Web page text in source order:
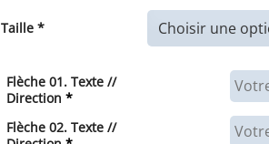
Taille *
Flèche 01. Texte //
Direction *
Flèche 02. Texte //